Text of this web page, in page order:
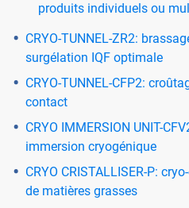
produits individuels ou
CRYO-TUNNEL-ZR2:
surgélation IQF optimale
CRYO-TUNNEL-CFP2:
contact
CRYO IMMERSION UNIT-
immersion cryogénique
CRYO CRISTALLISER-P:
de matières grasses